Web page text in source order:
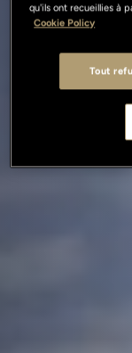
qu'ils ont recueillies à
Cookie Policy
Tout